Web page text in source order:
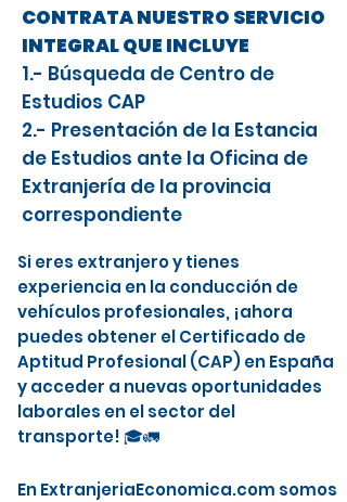
CONTRATA NUESTRO SERVICIO
INTEGRAL QUE INCLUYE
1.- Búsqueda de Centro de
Estudios CAP
2.- Presentación de la Estancia
de Estudios ante la Oficina de
Extranjería de la provincia
correspondiente
Si eres extranjero y tienes
experiencia en la conducción de
vehículos profesionales, ¡ahora
puedes obtener el Certificado de
Aptitud Profesional (CAP) en España
y acceder a nuevas oportunidades
laborales en el sector del
transporte! 🎓🚛
En ExtranjeriaEconomica.com somos